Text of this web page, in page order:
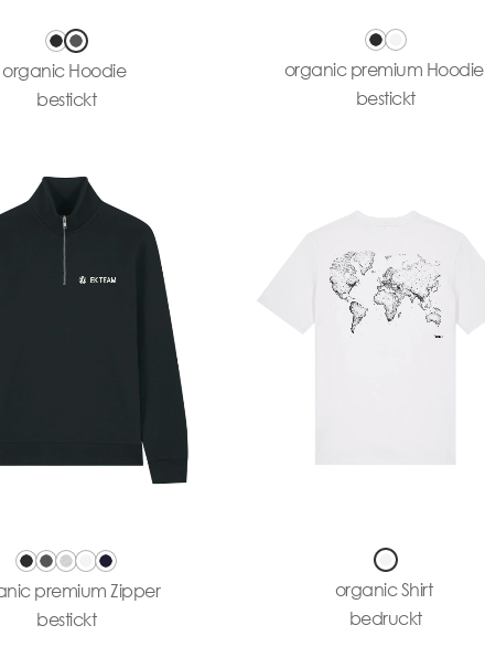
organic Hoodie
bestickt
organic premium Hoodie
bestickt
premium Zipper
bestickt
organic Shirt
bedruckt